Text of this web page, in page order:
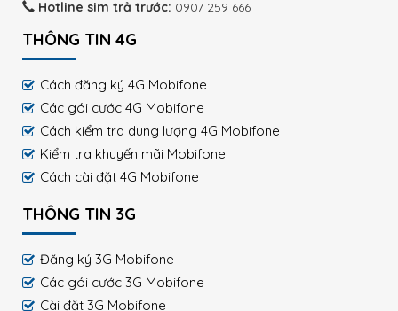
Hotline sim trả trước: 0907 259 666
THÔNG TIN 4G
Cách đăng ký 4G Mobifone
Các gói cước 4G Mobifone
Cách kiểm tra dung lượng 4G Mobifone
Kiểm tra khuyến mãi Mobifone
Cách cài đặt 4G Mobifone
THÔNG TIN 3G
Đăng ký 3G Mobifone
Các gói cước 3G Mobifone
Cài đặt 3G Mobifone